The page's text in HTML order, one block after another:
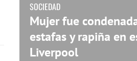
SOCIEDAD
Mujer fue
estafas y rapiña en
Liverpool